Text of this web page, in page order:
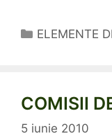
Categorii
ELEMENTE
COMISII
5 iunie 2010